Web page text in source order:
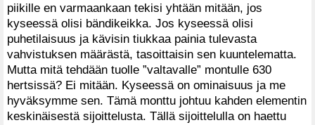
piikille en varmaankaan tekisi yhtään mitään, jos
kyseessä olisi bändikeikka. Jos kyseessä olisi
puhetilaisuus ja kävisin tiukkaa painia tulevasta
vahvistuksen määrästä, tasoittaisin sen kuuntelematta.
Mutta mitä tehdään tuolle ”valtavalle” montulle 630
hertsissä? Ei mitään. Kyseessä on ominaisuus ja me
hyväksymme sen. Tämä monttu johtuu kahden elementin
keskinäisestä sijoittelusta. Tällä sijoittelulla on haettu